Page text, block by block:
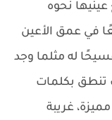
نحوه
في عمق الأعين
له مثلما وجد
تنطق بكلمات
غريبة